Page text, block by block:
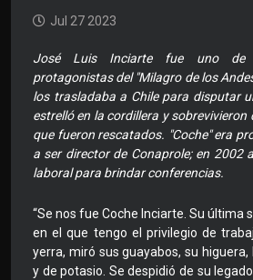
Jul 27 2023
José Luis Inciarte fue uno de
protagonistas del "Milagro de los
los trasladaba a Chile para disputar
estrelló en la cordillera y
que fueron rescatados. "Coche" era
a ser director de Conaprole; en 2002
laboral para brindar conferencias.
“Se nos fue Coche Inciarte. Su última
en el que tengo el privilegio de
yerra, miró sus guayabos, su
y de potasio. Se despidió de su